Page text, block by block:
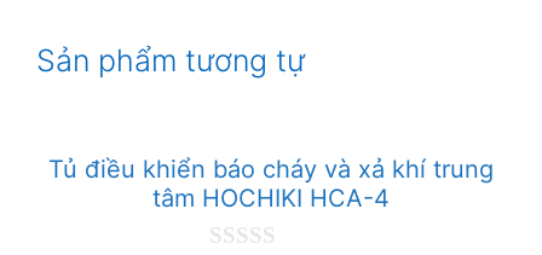
Sản phẩm tương tự
Tủ điều khiển báo cháy và xả khí trung
tâm HOCHIKI HCA-4